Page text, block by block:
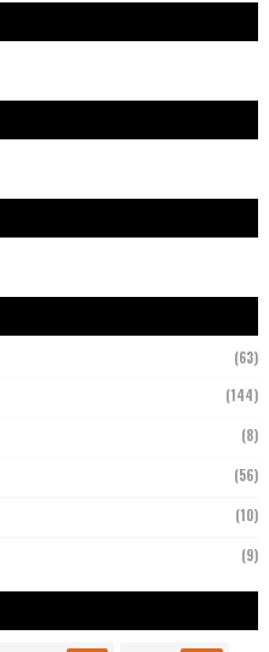
(63)
(144)
(8)
(56)
(10)
(9)